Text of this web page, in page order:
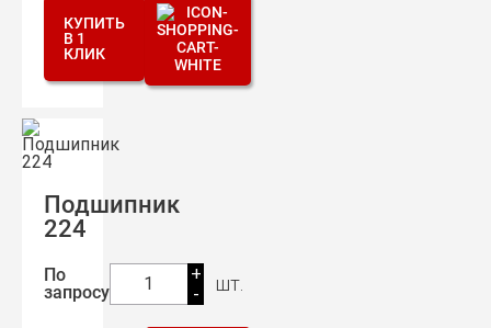
КУПИТЬ
В 1
КЛИК
Подшипник
224
По
запросу
1
+
-
шт.